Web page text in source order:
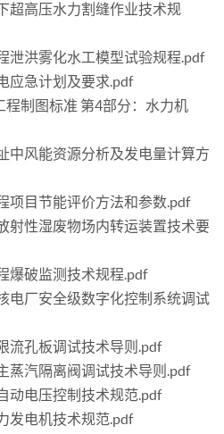
超高压水力割缝作业技术规
泄洪雾化水工模型试验规程.pdf
应急计划及要求.pdf
程制图标准 第4部分：水力机
中风能资源分析及发电量计算方
项目节能评价方法和参数.pdf
射性湿废物场内转运装置技术要
爆破监测技术规程.pdf
电厂安全级数字化控制系统调试
流孔板调试技术导则.pdf
蒸汽隔离阀调试技术导则.pdf
动电压控制技术规范.pdf
发电机技术规范.pdf